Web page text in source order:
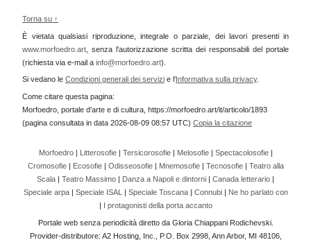
Torna su ↑
È vietata qualsiasi riproduzione, integrale o parziale, dei lavori presenti in
www.morfoedro.art , senza l'autorizzazione scritta dei responsabili del portale
(richiesta via e-mail a info@morfoedro.art).
Si vedano le Condizioni generali dei servizi e l'Informativa sulla privacy.
Come citare questa pagina:
Morfoedro, portale d'arte e di cultura, https://morfoedro.art/it/articolo/1893
(pagina consultata in data 2026-08-09 08:57 UTC) Copia la citazione
Morfoedro| Litterosofie| Tersicorosofie| Melosofie| Spectacolosofie|
Cromosofie| Ecosofie| Odisseosofie| Mnemosofie| Tecnosofie| Teatro alla
Scala
Teatro Massimo Danza a Napoli e dintorni Canada letterario
Speciale arpa| Speciale ISAL Speciale Toscana| Connubi|
Ne ho parlato con
I protagonisti della porta accanto
Portale web senza periodicità diretto da Gloria Chiappani Rodichevski.
Provider-distributore: A2 Hosting, Inc., P.O. Box 2998, Ann Arbor, MI 48106,